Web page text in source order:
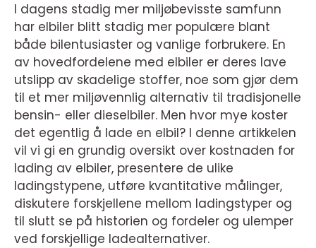
I dagens stadig mer miljøbevisste samfunn
har elbiler blitt stadig mer populære blant
både bilentusiaster og vanlige forbrukere. En
av hovedfordelene med elbiler er deres lave
utslipp av skadelige stoffer, noe som gjør dem
til et mer miljøvennlig alternativ til tradisjonelle
bensin- eller dieselbiler. Men hvor mye koster
det egentlig å lade en elbil? I denne artikkelen
vil vi gi en grundig oversikt over kostnaden for
lading av elbiler, presentere de ulike
ladingstypene, utføre kvantitative målinger,
diskutere forskjellene mellom ladingstyper og
til slutt se på historien og fordeler og ulemper
ved forskjellige ladealternativer.